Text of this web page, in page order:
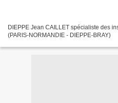
DIEPPE Jean CAILLET spécialiste des
(PARIS-NORMANDIE - DIEPPE-BRAY)